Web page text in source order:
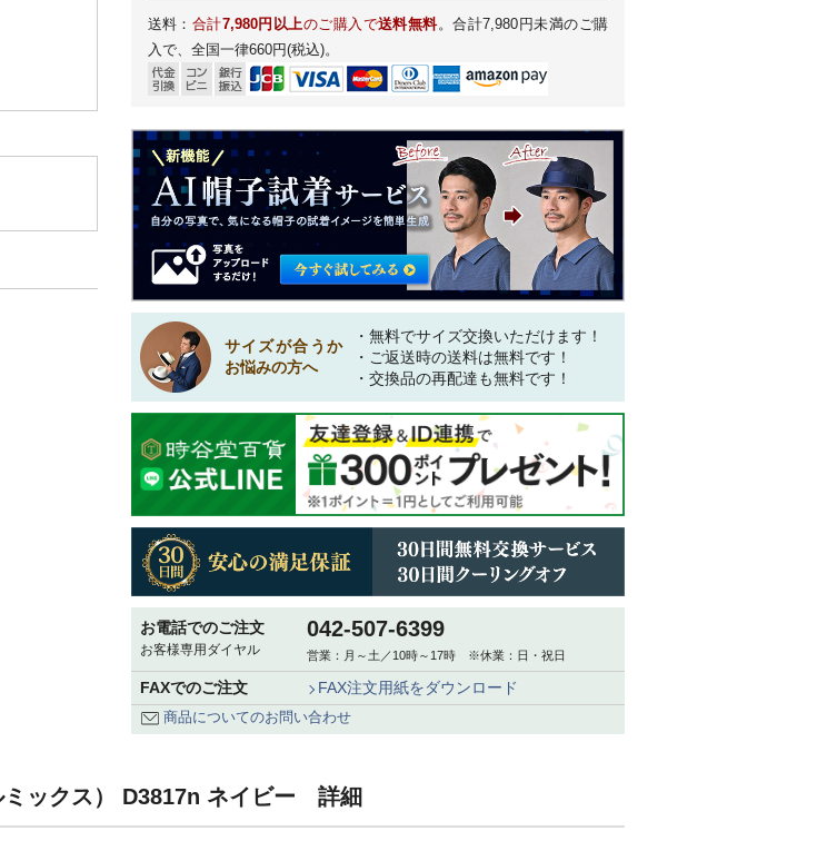
送料： 合計7,980円以上のご購入で送料無料。合計7,980円未満のご購
入で、全国一律660円(税込)。
サイズが合うか
お悩みの方へ
・無料でサイズ交換いただけます！
・ご返送時の送料は無料です！
・交換品の再配達も無料です！
お電話でのご注文
お客様専用ダイヤル
042-507-6399
営業：月～土／10時～17時 ※休業：日・祝日
FAXでのご注文 FAX注文用紙をダウンロード
商品についてのお問い合わせ
ックス） D3817n ネイビー 詳細